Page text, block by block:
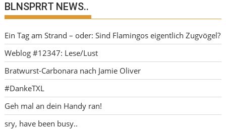
BLNSPRRT NEWS..
Ein Tag am Strand – oder: Sind Flamingos eigentlich Zugvögel?
Weblog #12347: Lese/Lust
Bratwurst-Carbonara nach Jamie Oliver
#DankeTXL
Geh mal an dein Handy ran!
sry, have been busy..